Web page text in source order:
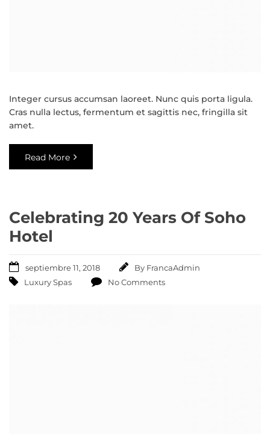
Integer cursus accumsan laoreet. Nunc quis porta ligula.
Cras nulla lectus, fermentum et sagittis nec, fringilla sit
amet.
Read More
Celebrating 20 Years Of Soho
Hotel
septiembre 11, 2018 By FrancaAdmin
Luxury Spas
No Comments